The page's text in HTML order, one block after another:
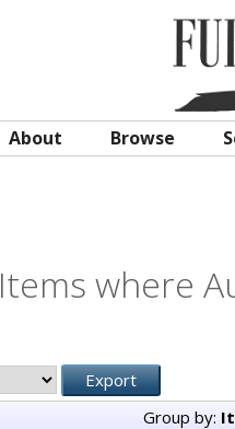
About Browse
Items where
Group by: